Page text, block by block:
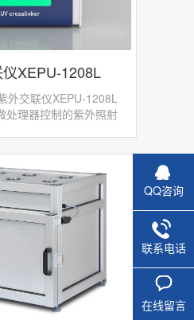
XEPU-1208L
外交联仪XEPU-1208L
处理器控制的紫外照射
QQ咨询
联系电话
在线留言